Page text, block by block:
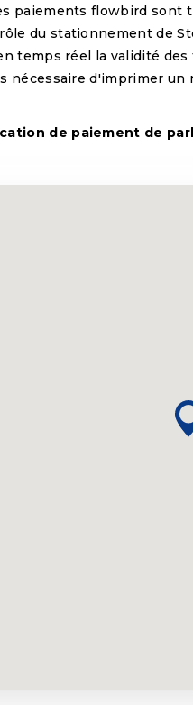
paiements flowbird sont
du stationnement de
temps réel la validité des
d'imprimer un
de paiement de